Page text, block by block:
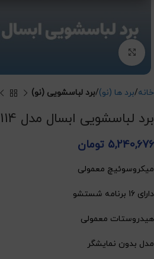
برای بزرگنمایی کلیک کنید
خانه برد ها (نو) برد لباسشویی (نو)
برد لباسشویی ابسال مدل B114
5,240,676 تومان
میکروسوئیچ معمولی
دارای 16 برنامه شستشو
هیدروستات معمولی
مدل بدون نمایشگر